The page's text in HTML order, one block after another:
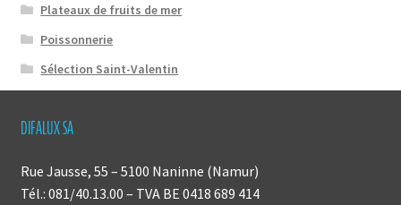
Plateaux de fruits de mer
Poissonnerie
Sélection Saint-Valentin
DIFALUX SA
Rue Jausse, 55 – 5100 Naninne (Namur)
Tél.: 081/40.13.00 – TVA BE 0418 689 414